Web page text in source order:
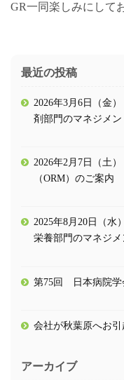
GR一同楽しみにして
最近の投稿
2026年3月6日（金
剤部門のマネジメ
2026年2月7日（土
（ORM）のご案内
2025年8月20日（
栄養部門のマネジ
第75回 日本病院
会社が秋葉原へお引
アーカイブ